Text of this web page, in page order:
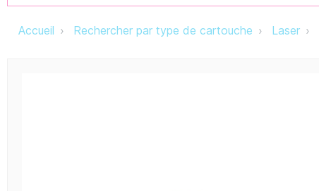
Accueil Rechercher par type de cartouche Laser